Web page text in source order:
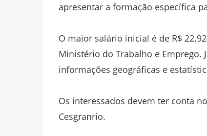
apresentar a formação específica
O maior salário inicial é de R$
Ministério do Trabalho e Emprego.
informações geográficas e
Os interessados devem ter conta no
Cesgranrio.